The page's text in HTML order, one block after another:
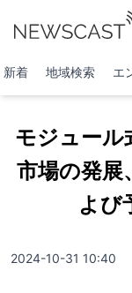
新着 地域検索 エ
モジュール
市場の発展
よび
2024-10-31 10:40